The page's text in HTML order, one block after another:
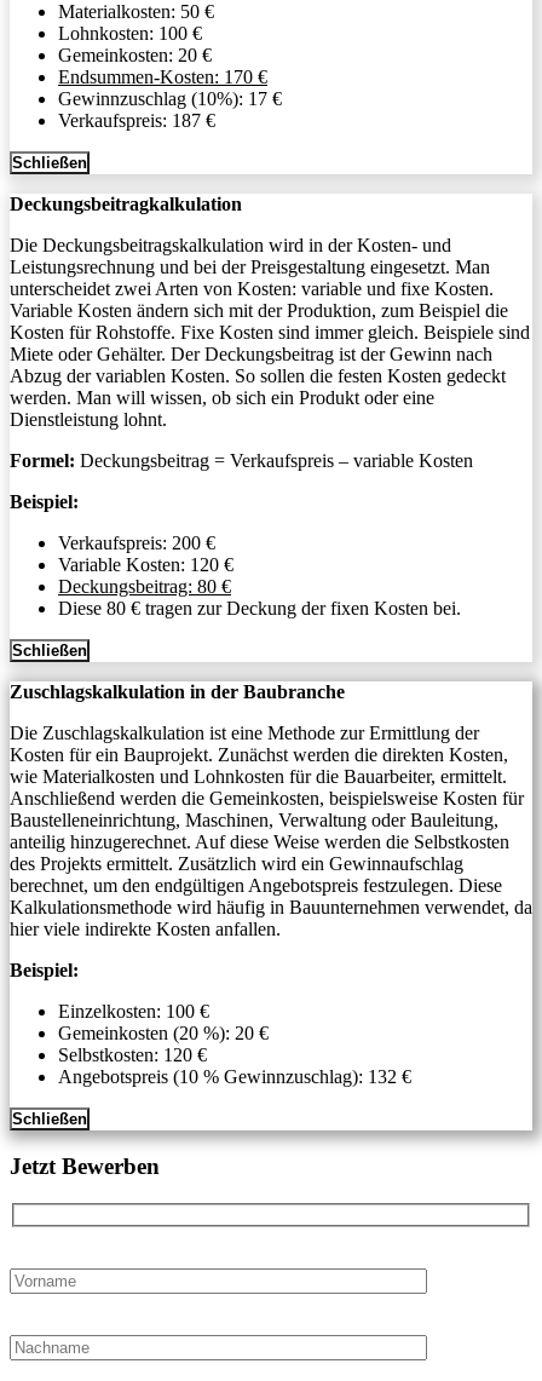
Materialkosten: 50 €
Lohnkosten: 100 €
Gemeinkosten: 20 €
Endsummen-Kosten: 170 €
Gewinnzuschlag (10%): 17 €
Verkaufspreis: 187 €
Schließen
Deckungsbeitragkalkulation
Die Deckungsbeitragskalkulation wird in der Kosten- und
Leistungsrechnung und bei der Preisgestaltung eingesetzt. Man
unterscheidet zwei Arten von Kosten: variable und fixe Kosten.
Variable Kosten ändern sich mit der Produktion, zum Beispiel die
Kosten für Rohstoffe. Fixe Kosten sind immer gleich. Beispiele sind
Miete oder Gehälter. Der Deckungsbeitrag ist der Gewinn nach
Abzug der variablen Kosten. So sollen die festen Kosten gedeckt
werden. Man will wissen, ob sich ein Produkt oder eine
Dienstleistung lohnt.
Formel: Deckungsbeitrag = Verkaufspreis – variable Kosten
Beispiel:
Verkaufspreis: 200 €
Variable Kosten: 120 €
Deckungsbeitrag: 80 €
Diese 80 € tragen zur Deckung der fixen Kosten bei.
Schließen
Zuschlagskalkulation in der Baubranche
Die Zuschlagskalkulation ist eine Methode zur Ermittlung der
Kosten für ein Bauprojekt. Zunächst werden die direkten Kosten,
wie Materialkosten und Lohnkosten für die Bauarbeiter, ermittelt.
Anschließend werden die Gemeinkosten, beispielsweise Kosten für
Baustelleneinrichtung, Maschinen, Verwaltung oder Bauleitung,
anteilig hinzugerechnet. Auf diese Weise werden die Selbstkosten
des Projekts ermittelt. Zusätzlich wird ein Gewinnaufschlag
berechnet, um den endgültigen Angebotspreis festzulegen. Diese
Kalkulationsmethode wird häufig in Bauunternehmen verwendet, da
hier viele indirekte Kosten anfallen.
Beispiel:
Einzelkosten: 100 €
Gemeinkosten (20 %): 20 €
Selbstkosten: 120 €
Angebotspreis (10 % Gewinnzuschlag): 132 €
Schließen
Jetzt Bewerben